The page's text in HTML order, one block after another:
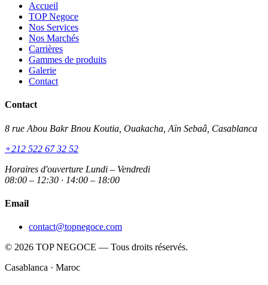
Accueil
TOP Negoce
Nos Services
Nos Marchés
Carrières
Gammes de produits
Galerie
Contact
Contact
8 rue Abou Bakr Bnou Koutia, Ouakacha, Aïn Sebaâ, Casablanca
+212 522 67 32 52
Horaires d'ouverture Lundi – Vendredi
08:00 – 12:30 · 14:00 – 18:00
Email
contact@topnegoce.com
© 2026 TOP NEGOCE — Tous droits réservés.
Casablanca · Maroc